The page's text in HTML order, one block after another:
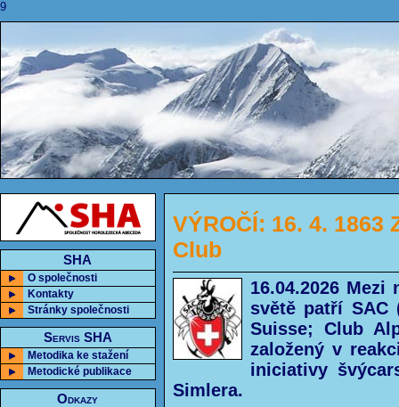
9
SHA
O společnosti
Kontakty
Stránky společnosti
Servis SHA
Metodika ke stažení
Metodické publikace
Odkazy
VÝROČÍ: 16. 4. 1863
Club
16.04.2026
světě patří SAC
Suisse; Club
založený v
iniciativy
Simlera.